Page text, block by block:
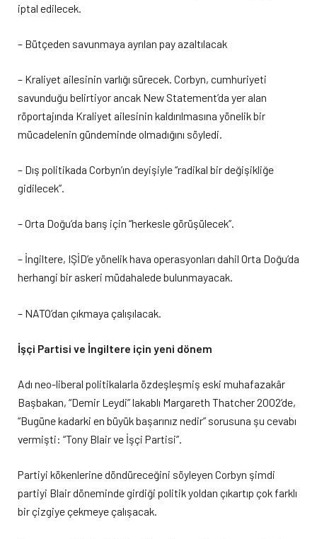
iptal edilecek.
– Bütçeden savunmaya ayrılan pay azaltılacak
– Kraliyet ailesinin varlığı sürecek. Corbyn, cumhuriyeti
savunduğu belirtiyor ancak New Statement’da yer alan
röportajında Kraliyet ailesinin kaldırılmasına yönelik bir
mücadelenin gündeminde olmadığını söyledi.
– Dış politikada Corbyn’ın deyişiyle “radikal bir değişikliğe
gidilecek”.
– Orta Doğu’da barış için “herkesle görüşülecek”.
– İngiltere, IŞİD’e yönelik hava operasyonları dahil Orta Doğu’da
herhangi bir askeri müdahalede bulunmayacak.
– NATO’dan çıkmaya çalışılacak.
İşçi Partisi ve İngiltere için yeni dönem
Adı neo-liberal politikalarla özdeşleşmiş eski muhafazakâr
Başbakan, “Demir Leydi” lakablı Margareth Thatcher 2002’de,
“Bugüne kadarki en büyük başarınız nedir” sorusuna şu cevabı
vermişti: “Tony Blair ve İşçi Partisi”.
Partiyi kökenlerine döndüreceğini söyleyen Corbyn şimdi
partiyi Blair döneminde girdiği politik yoldan çıkartıp çok farklı
bir çizgiye çekmeye çalışacak.